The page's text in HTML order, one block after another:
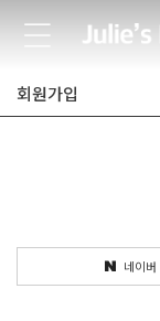
회원가입
네이버